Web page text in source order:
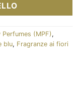
Perfumes (MPF),
blu, Fragranze ai fiori